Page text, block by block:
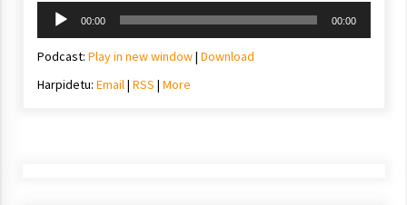
Soinu
erreproduzigailua
00:00 00:00
Podcast: Play in new window| Download
Harpidetu: Email| RSS | More